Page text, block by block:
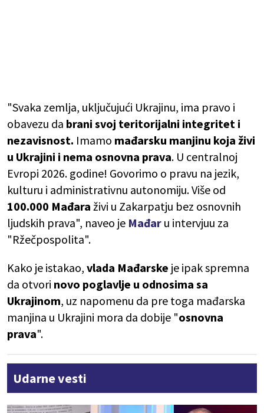
"Svaka zemlja, uključujući Ukrajinu, ima pravo i
obavezu da brani svoj teritorijalni integritet i
nezavisnost. Imamo mađarsku manjinu koja živi
u Ukrajini i nema osnovna prava. U centralnoj
Evropi 2026. godine! Govorimo o pravu na jezik,
kulturu i administrativnu autonomiju. Više od
100.000 Mađara živi u Zakarpatju bez osnovnih
ljudskih prava", naveo je Mađar u intervjuu za
"Ržečpospolita".
Kako je istakao, vlada Mađarske je ipak spremna
da otvori novo poglavlje u odnosima sa
Ukrajinom, uz napomenu da pre toga mađarska
manjina u Ukrajini mora da dobije "osnovna
prava".
Udarne vesti